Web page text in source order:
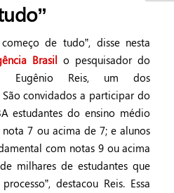
de tudo”, disse nesta
Brasilo pesquisador do
Eugênio Reis, um dos
convidados a participar do
estudantes do ensino médio
7 ou acima de 7; e alunos
com notas 9 ou acima
milhares de estudantes que
destacou Reis. Essa